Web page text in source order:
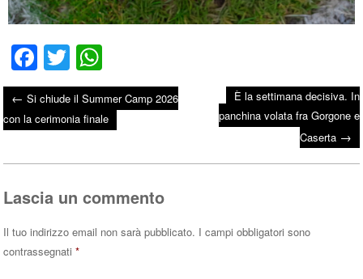
Fa
ce
bo
ok
T
wi
tte
r
ha
ts
A
pp
Post navigation
← Si chiude il Summer Camp 2026
con la cerimonia finale
È la settimana decisiva. In
panchina volata fra Gorgone e
Caserta →
Lascia un commento
Il tuo indirizzo email non sarà pubblicato. I campi obbligatori sono
contrassegnati*